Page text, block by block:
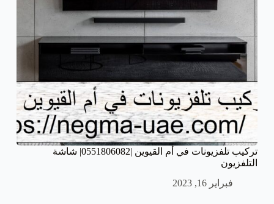
تركيب تلفزيونات في أم القيوين |0551806082| شاشة
التلفزيون
فبراير 16, 2023